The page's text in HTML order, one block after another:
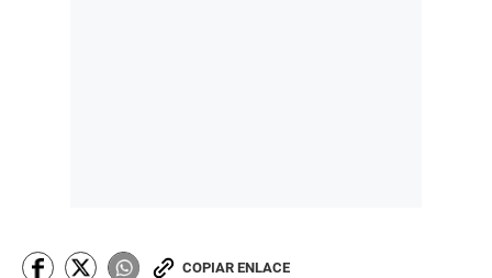
COPIAR ENLACE